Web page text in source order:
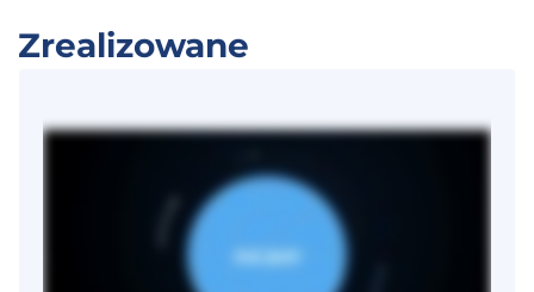
Zrealizowane